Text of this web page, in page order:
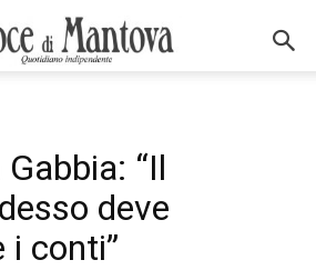
“Il
deve
i conti”